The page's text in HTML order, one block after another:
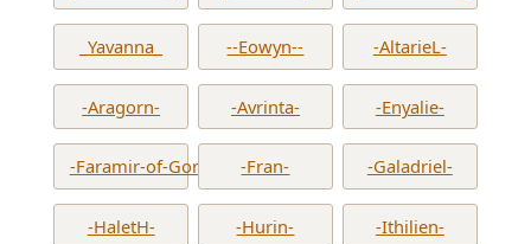
_Yavanna_ --Eowyn-- -AltarieL-
-Aragorn- -Avrinta- -Enyalie-
-Faramir-of-Gondor- -Fran- -Galadriel-
-HaletH- -Hurin- -Ithilien-